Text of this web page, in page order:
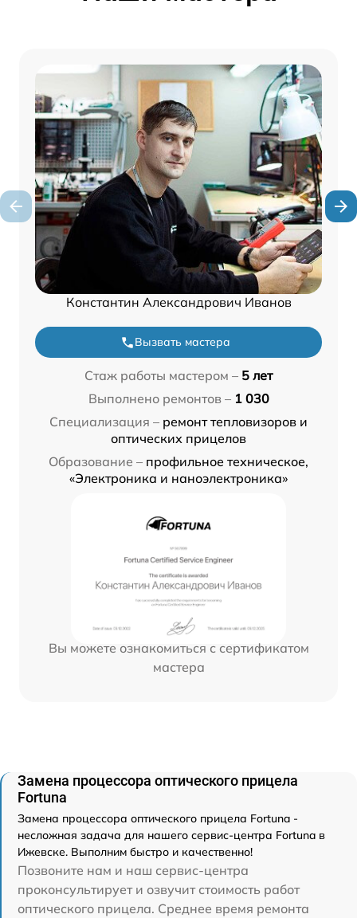
Константин Александрович Иванов
Вызвать мастера
Стаж работы мастером – 5 лет
Выполнено ремонтов – 1 030
Специализация – ремонт тепловизоров и
оптических прицелов
Образование – профильное техническое,
«Электроника и наноэлектроника»
Вы можете ознакомиться с сертификатом
мастера
Замена процессора оптического прицела
Fortuna
Замена процессора оптического прицела Fortuna -
несложная задача для нашего сервис-центра Fortuna в
Ижевске. Выполним быстро и качественно!
Позвоните нам и наш сервис-центра
проконсультирует и озвучит стоимость работ
оптического прицела. Среднее время ремонта